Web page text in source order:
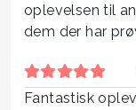
oplevelsen til
dem der har
Fantastisk